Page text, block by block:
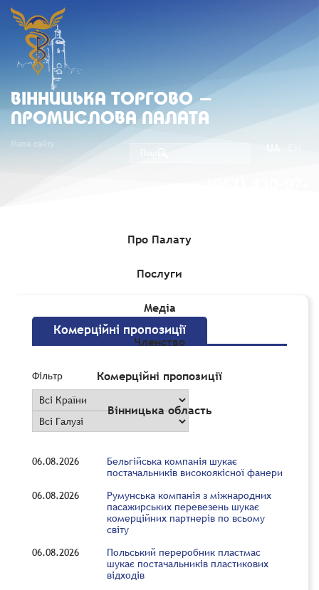
ВIННИЦЬКА ТОРГОВО -
ПРОМИСЛОВА ПАЛАТА
Мапа сайту
Про Палату
Послуги
Медіа
Членство
Комерційні пропозиції
Вінницька область
Комерційні пропозиції
Комерційні пропозиції
Фільтр
06.08.2026
Бельгійська компанія шукає
постачальників високоякісної фанери
06.08.2026
Румунська компанія з міжнародних
пасажирських перевезень шукає
комерційних партнерів по всьому
світу
06.08.2026
Польський переробник пластмас
шукає постачальників пластикових
відходів